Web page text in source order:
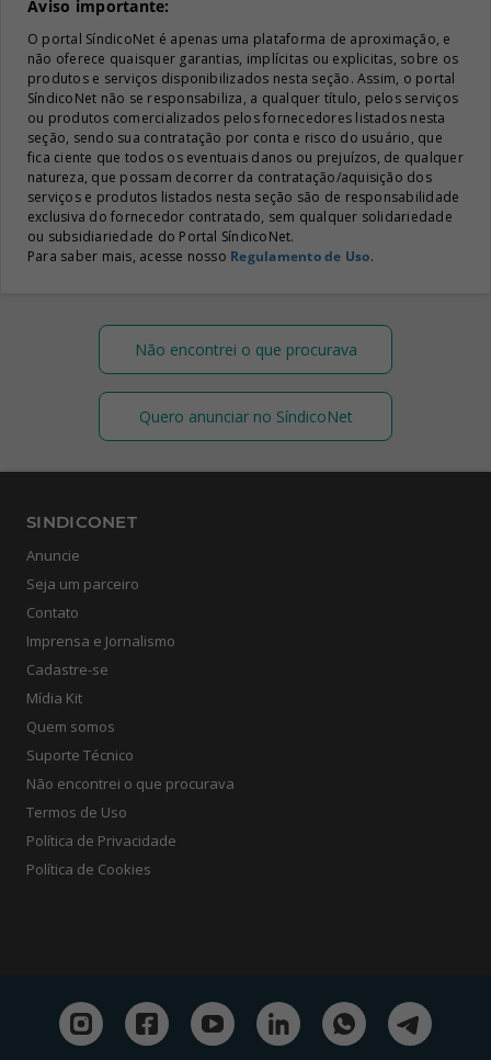
Aviso importante:
O portal SíndicoNet é apenas uma plataforma de aproximação, e
não oferece quaisquer garantias, implícitas ou explicitas, sobre os
produtos e serviços disponibilizados nesta seção. Assim, o portal
SíndicoNet não se responsabiliza, a qualquer título, pelos serviços
ou produtos comercializados pelos fornecedores listados nesta
seção, sendo sua contratação por conta e risco do usuário, que
fica ciente que todos os eventuais danos ou prejuízos, de qualquer
natureza, que possam decorrer da contratação/aquisição dos
serviços e produtos listados nesta seção são de responsabilidade
exclusiva do fornecedor contratado, sem qualquer solidariedade
ou subsidiariedade do Portal SíndicoNet.
Para saber mais, acesse nosso Regulamento de Uso.
Não encontrei o que procurava
Quero anunciar no SíndicoNet
SINDICONET
Anuncie
Seja um parceiro
Contato
Imprensa e Jornalismo
Cadastre-se
Mídia Kit
Quem somos
Suporte Técnico
Não encontrei o que procurava
Termos de Uso
Política de Privacidade
Política de Cookies